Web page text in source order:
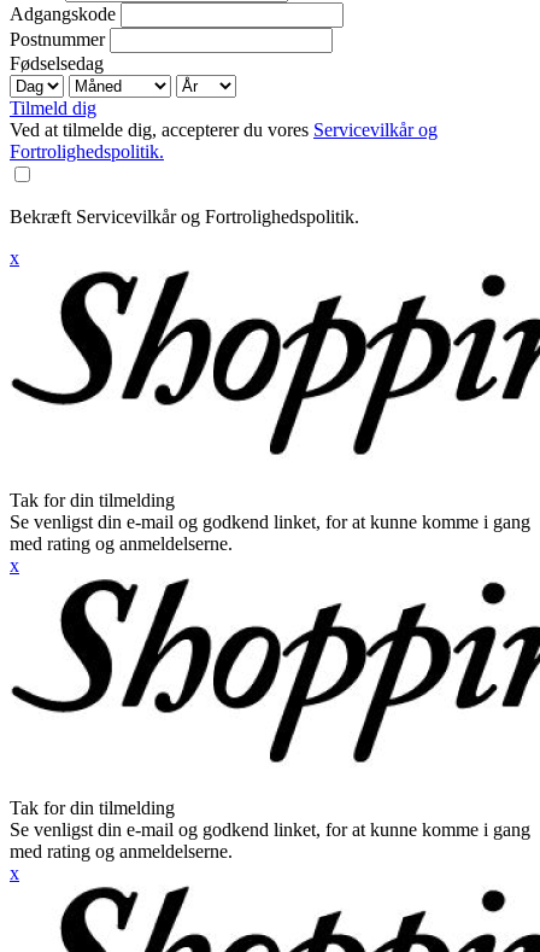
Adgangskode
Postnummer
Fødselsedag
Tilmeld dig
Ved at tilmelde dig, accepterer du vores Servicevilkår og
Fortrolighedspolitik.
Bekræft Servicevilkår og Fortrolighedspolitik.
x
Tak for din tilmelding
Se venligst din e-mail og godkend linket, for at kunne komme i gang
med rating og anmeldelserne.
x
Tak for din tilmelding
Se venligst din e-mail og godkend linket, for at kunne komme i gang
med rating og anmeldelserne.
x